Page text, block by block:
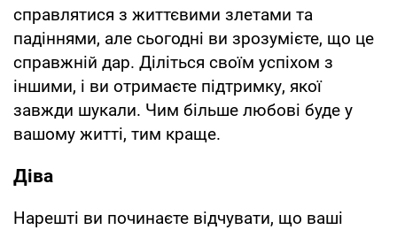
справлятися з життєвими злетами та
падіннями, але сьогодні ви зрозумієте, що це
справжній дар. Діліться своїм успіхом з
іншими, і ви отримаєте підтримку, якої
завжди шукали. Чим більше любові буде у
вашому житті, тим краще.
Діва
Нарешті ви починаєте відчувати, що ваші